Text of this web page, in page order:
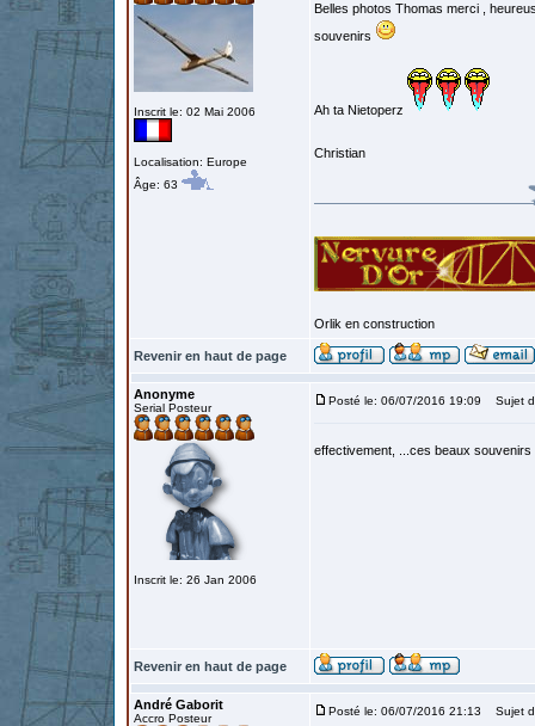
Inscrit le: 02 Mai 2006
Localisation: Europe
Âge: 63
Belles photos Thomas merci ,
souvenirs
Ah ta Nietoperz
Christian
Orlik en construction
Revenir en haut de page
Anonyme
Serial Posteur
Inscrit le: 26 Jan 2006
Posté le: 06/07/2016 19:09 Sujet
effectivement, ...ces beaux
Revenir en haut de page
André Gaborit
Accro Posteur
Posté le: 06/07/2016 21:13 Sujet